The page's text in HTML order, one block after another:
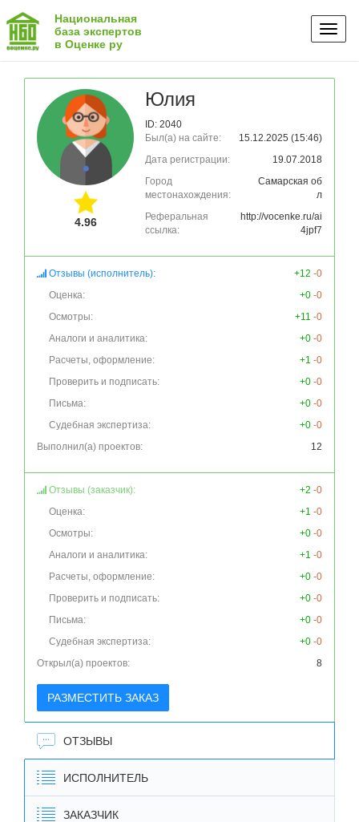
Национальная
база экспертов
в Оценке ру
4.96
Юлия
ID: 2040
Был(а) на сайте:
15.12.2025 (15:46)
Дата регистрации:
19.07.2018
Город
местонахождения:
Самарская об
л
Реферальная
ссылка:
http://vocenke.ru/ai
4jpf7
Отзывы (исполнитель): +12 -0
Оценка:
+0 -0
Осмотры:
+11 -0
Аналоги и аналитика:
+0 -0
Расчеты, оформление:
+1 -0
Проверить и подписать:
+0 -0
Письма:
+0 -0
Судебная экспертиза:
+0 -0
Выполнил(а) проектов:
12
Отзывы (заказчик): +2 -0
Оценка:
+1 -0
Осмотры:
+0 -0
Аналоги и аналитика:
+1 -0
Расчеты, оформление:
+0 -0
Проверить и подписать:
+0 -0
Письма:
+0 -0
Судебная экспертиза:
+0 -0
Открыл(а) проектов:
8
РАЗМЕСТИТЬ ЗАКАЗ
ОТЗЫВЫ
ИСПОЛНИТЕЛЬ
ЗАКАЗЧИК